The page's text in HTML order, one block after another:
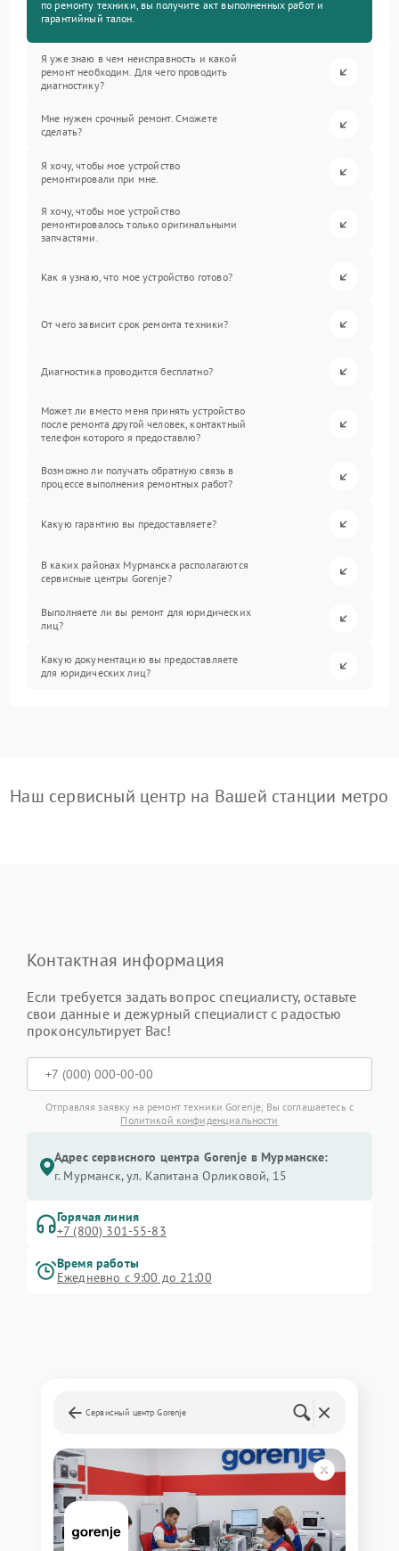
по ремонту техники, вы получите акт выполненных работ и
гарантийный талон.
Я уже знаю в чем неисправность и какой
ремонт необходим. Для чего проводить
диагностику?
Мне нужен срочный ремонт. Сможете
сделать?
Я хочу, чтобы мое устройство
ремонтировали при мне.
Я хочу, чтобы мое устройство
ремонтировалось только оригинальными
запчастями.
Как я узнаю, что мое устройство готово?
От чего зависит срок ремонта техники?
Диагностика проводится бесплатно?
Может ли вместо меня принять устройство
после ремонта другой человек, контактный
телефон которого я предоставлю?
Возможно ли получать обратную связь в
процессе выполнения ремонтных работ?
Какую гарантию вы предоставляете?
В каких районах Мурманска располагаются
сервисные центры Gorenje?
Выполняете ли вы ремонт для юридических
лиц?
Какую документацию вы предоставляете
для юридических лиц?
Наш сервисный центр на Вашей станции метро
Контактная информация
Если требуется задать вопрос специалисту, оставьте
свои данные и дежурный специалист с радостью
проконсультирует Вас!
Отправляя заявку на ремонт техники Gorenje, Вы соглашаетесь с
Политикой конфиденциальности
Адрес сервисного центра Gorenje в Мурманске:
г. Мурманск, ул. Капитана Орликовой, 15
Горячая линия
+7 (800) 301-55-83
Время работы
Ежедневно с 9:00 до 21:00
Сервисный центр Gorenje